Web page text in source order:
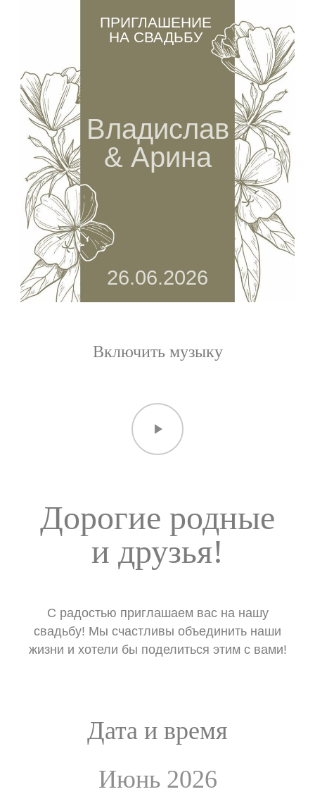
26.06.2026
ПРИГЛАШЕНИЕ
НА СВАДЬБУ
Владислав
& Арина
Включить музыку
Дорогие родные
и друзья!
С радостью приглашаем вас на нашу
свадьбу! Мы счастливы объединить наши
жизни и хотели бы поделиться этим с вами!
Дата и время
Июнь 2026